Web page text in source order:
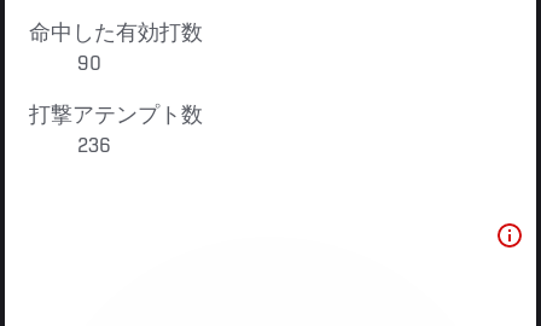
命中した有効打数
90
打撃アテンプト数
236